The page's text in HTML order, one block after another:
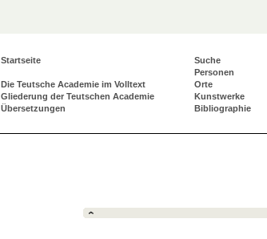
Startseite
Die Teutsche Academie im Volltext
Gliederung der Teutschen Academie
Übersetzungen
Suche
Personen
Orte
Kunstwerke
Bibliographie